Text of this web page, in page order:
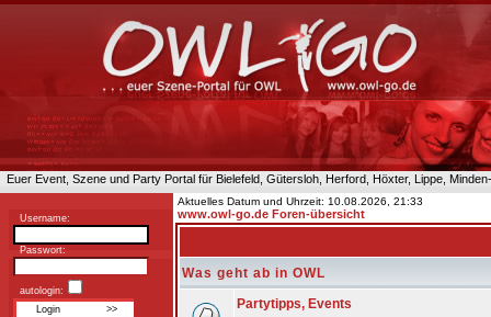
Euer Event, Szene und Party Portal für Bielefeld, Gütersloh, Herford, Höxter, Lippe,
Username:
Passwort:
autologin:
Aktuelles Datum und Uhrzeit: 10.08.2026, 21:33
www.owl-go.de Foren-übersicht
Was geht ab in OWL
Partytipps, Events